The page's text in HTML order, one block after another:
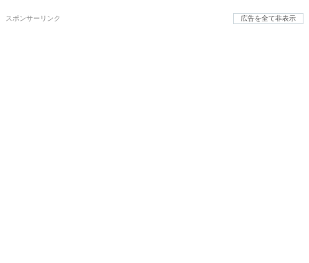
スポンサーリンク 広告を全て非表示